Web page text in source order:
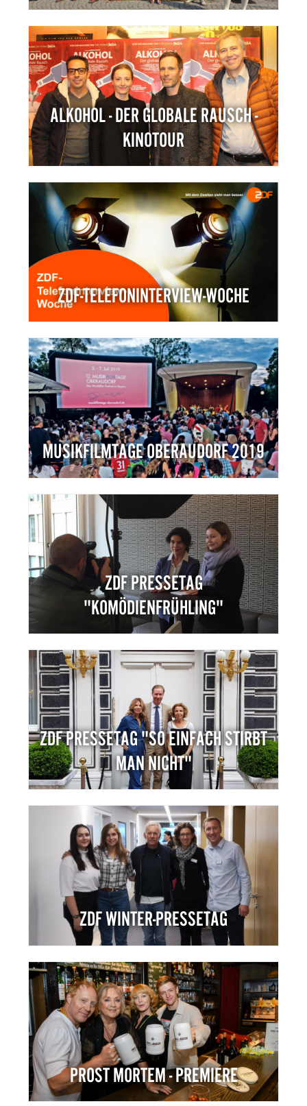
ALKOHOL - DER GLOBALE RAUSCH -
KINOTOUR
ZDF-TELEFONINTERVIEW-WOCHE
MUSIKFILMTAGE OBERAUDORF 2019
ZDF PRESSETAG
"KOMÖDIENFRÜHLING"
ZDF PRESSETAG "SO EINFACH STIRBT
MAN NICHT"
ZDF WINTER-PRESSETAG
PROST MORTEM - PREMIERE